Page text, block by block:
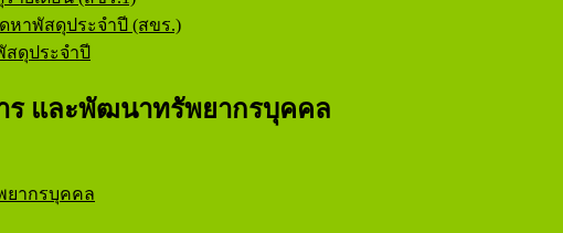
หาพัสดุประจำปี (สขร.)
สดุประจำปี
ร และพัฒนาทรัพยากรบุคคล
ยากรบุคคล